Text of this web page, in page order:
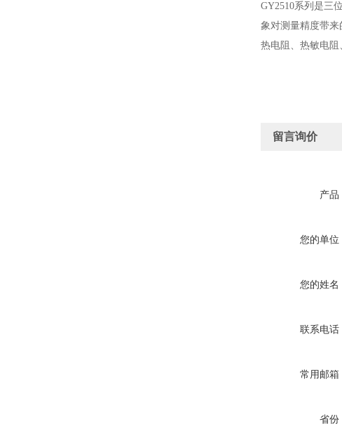
GY2510系列是三
象对测量精度带
热电阻、热敏电阻
留言询价
产品
您的单位
您的姓名
联系电话
常用邮箱
省份